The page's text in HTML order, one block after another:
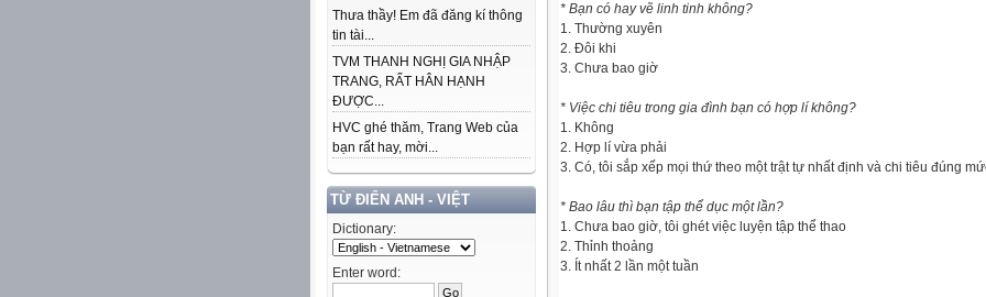
Thưa thầy! Em đã đăng kí thông
tin tài...
TVM THANH NGHỊ GIA NHẬP
TRANG, RẤT HÂN HẠNH
ĐƯỢC...
HVC ghé thăm, Trang Web của
bạn rất hay, mời...
TỪ ĐIỂN ANH - VIỆT
Dictionary:
Enter word:
* Bạn có hay vẽ linh tinh không?
1. Thường xuyên
2. Đôi khi
3. Chưa bao giờ
* Việc chi tiêu trong gia đình bạn có hợp lí không?
1. Không
2. Hợp lí vừa phải
3. Có, tôi sắp xếp mọi thứ theo một trật tự nhất định và chi tiêu đúng
* Bao lâu thì bạn tập thể dục một lần?
1. Chưa bao giờ, tôi ghét việc luyện tập thể thao
2. Thỉnh thoảng
3. Ít nhất 2 lần một tuần